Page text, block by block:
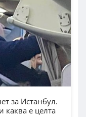
за Истанбул.
каква е целта